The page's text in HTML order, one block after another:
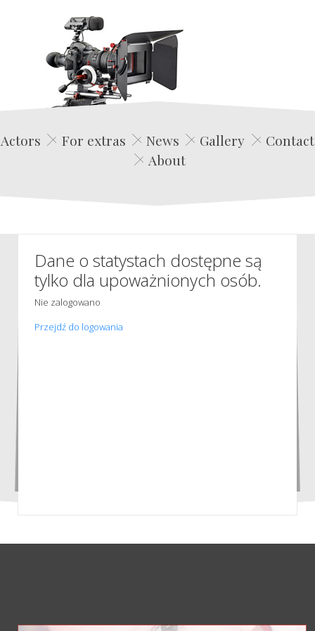
Edwin Film Agencja Aktorska
Actors For extras News Gallery
Contact
About
Dane o statystach dostępne są
tylko dla upoważnionych osób.
Nie zalogowano
Przejdź do logowania